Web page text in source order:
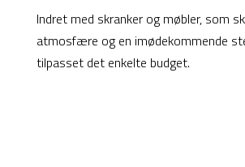
Indret med skranker og møbler, som
atmosfære og en imødekommende
tilpasset det enkelte budget.